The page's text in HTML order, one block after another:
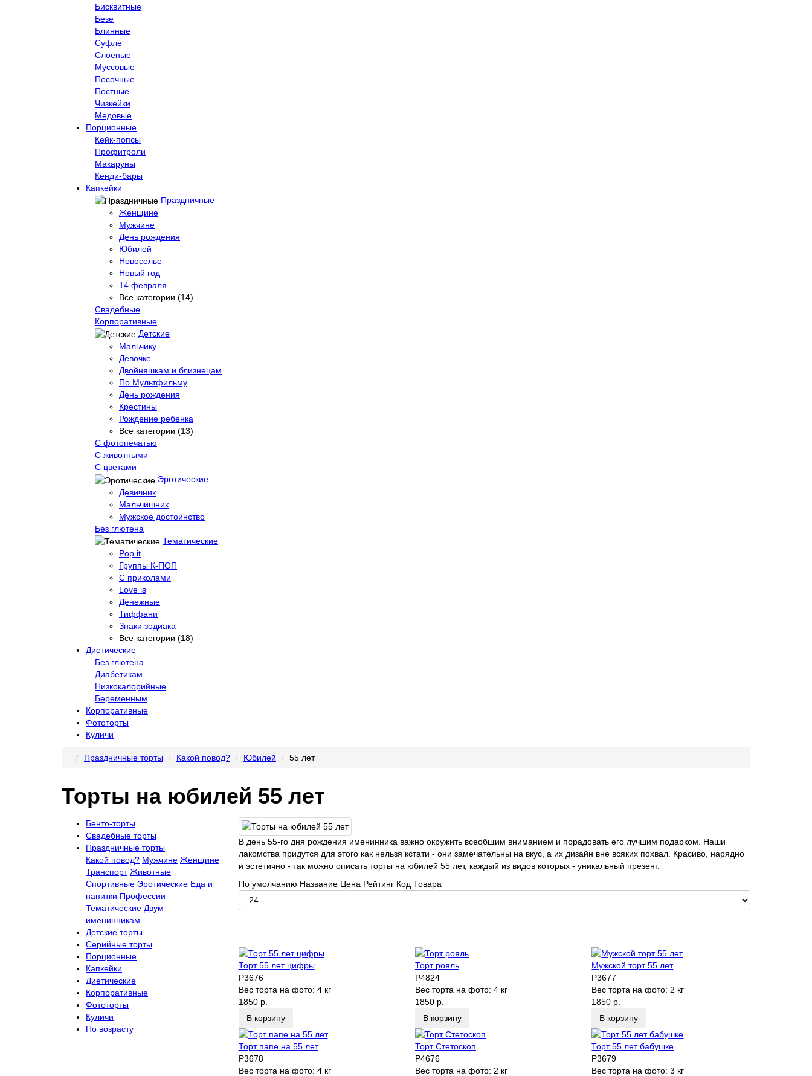
Бисквитные
Безе
Блинные
Суфле
Слоеные
Муссовые
Песочные
Постные
Чизкейки
Медовые
Порционные
Кейк-попсы
Профитроли
Макаруны
Кенди-бары
Капкейки
Праздничные
Женщине
Мужчине
День рождения
Юбилей
Новоселье
Новый год
14 февраля
Все категории (14)
Свадебные
Корпоративные
Детские
Мальчику
Девочке
Двойняшкам и близнецам
По Мультфильму
День рождения
Крестины
Рождение ребенка
Все категории (13)
С фотопечатью
C животными
С цветами
Эротические
Девичник
Мальчишник
Мужское достоинство
Без глютена
Тематические
Pop it
Группы К-ПОП
С приколами
Love is
Денежные
Тиффани
Знаки зодиака
Все категории (18)
Диетические
Без глютена
Диабетикам
Низкокалорийные
Беременным
Корпоративные
Фототорты
Куличи
Праздничные торты Какой повод? Юбилей 55 лет
Торты на юбилей 55 лет
Бенто-торты
Свадебные торты
Праздничные торты
Какой повод? Мужчине Женщине
Транспорт Животные
Спортивные Эротические Еда и
напитки Профессии
Тематические Двум
именинникам
Детские торты
Серийные торты
Порционные
Капкейки
Диетические
Корпоративные
Фототорты
Куличи
По возрасту
В день 55-го дня рождения именинника важно окружить всеобщим вниманием и порадовать его лучшим подарком. Наши
лакомства придутся для этого как нельзя кстати - они замечательны на вкус, а их дизайн вне всяких похвал. Красиво, нарядно
и эстетично - так можно описать торты на юбилей 55 лет, каждый из видов которых - уникальный презент.
По умолчанию Название Цена Рейтинг Код Товара
Торт 55 лет цифры
P3676
Вес торта на фото: 4 кг
1850 р.
В корзину
Торт рояль
P4824
Вес торта на фото: 4 кг
1850 р.
В корзину
Мужской торт 55 лет
P3677
Вес торта на фото: 2 кг
1850 р.
В корзину
Торт папе на 55 лет
P3678
Вес торта на фото: 4 кг
Торт Стетоскоп
P4676
Вес торта на фото: 2 кг
Торт 55 лет бабушке
P3679
Вес торта на фото:3 кг